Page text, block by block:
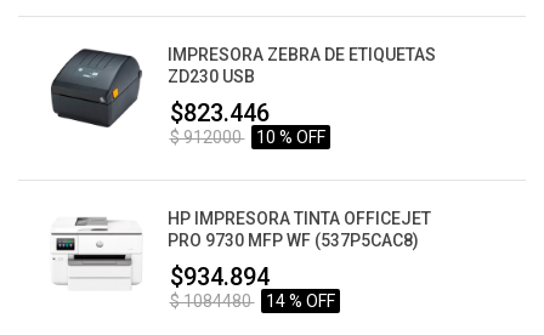
IMPRESORA ZEBRA DE ETIQUETAS
ZD230 USB
$823.446
$ 912000 10 % OFF
HP IMPRESORA TINTA OFFICEJET
PRO 9730 MFP WF (537P5CAC8)
$934.894
$ 1084480 14 % OFF